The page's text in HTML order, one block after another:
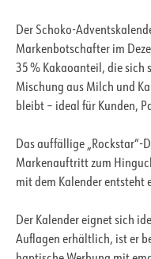
Der Schoko-
Markenbotschafter im
35 % Kakaoanteil, die sich
Mischung aus Milch und
bleibt – ideal für Kunden,
Das auffällige „Rockstar“-
Markenauftritt zum
mit dem Kalender entsteht
Der Kalender eignet sich
Auflagen erhältlich, ist er